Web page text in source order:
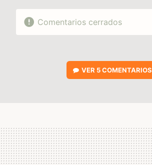
Comentarios cerrados
VER 5 COMENTARIOS